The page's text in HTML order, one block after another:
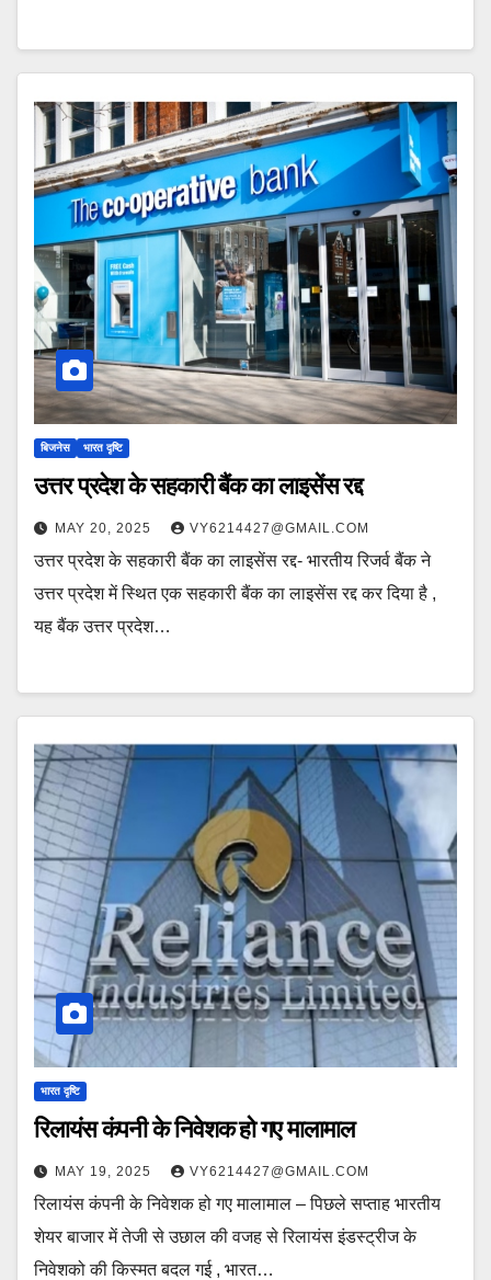
बिजनेस भारत दृष्टि
उत्तर प्रदेश के सहकारी बैंक का लाइसेंस रद्द
MAY 20, 2025 VY6214427@GMAIL.COM
उत्तर प्रदेश के सहकारी बैंक का लाइसेंस रद्द- भारतीय रिजर्व बैंक ने
उत्तर प्रदेश में स्थित एक सहकारी बैंक का लाइसेंस रद्द कर दिया है ,
यह बैंक उत्तर प्रदेश…
भारत दृष्टि
रिलायंस कंपनी के निवेशक हो गए मालामाल
MAY 19, 2025 VY6214427@GMAIL.COM
रिलायंस कंपनी के निवेशक हो गए मालामाल – पिछले सप्ताह भारतीय
शेयर बाजार में तेजी से उछाल की वजह से रिलायंस इंडस्ट्रीज के
निवेशको की किस्मत बदल गई , भारत…